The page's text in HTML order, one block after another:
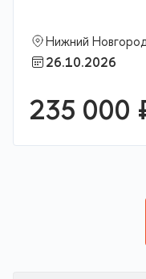
Нижний
26.10.2026
235 000